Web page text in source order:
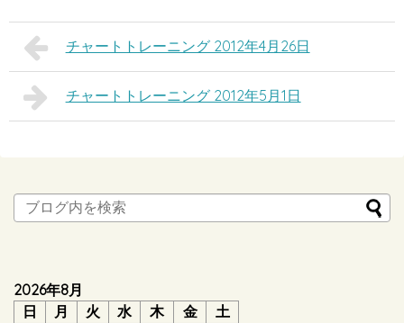
チャートトレーニング 2012年4月26日
チャートトレーニング 2012年5月1日
2026年8月
日
月 火 水 木 金
土